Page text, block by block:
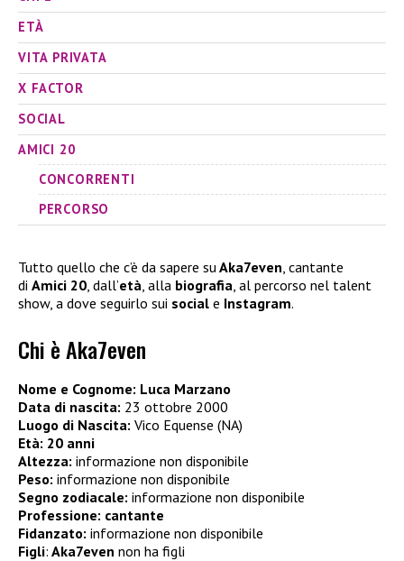
ETÀ
VITA PRIVATA
X FACTOR
SOCIAL
AMICI 20
CONCORRENTI
PERCORSO
Tutto quello che c’è da sapere suAka7even, cantante
di Amici 20, dall’età, alla biografia, al percorso nel talent
show, a dove seguirlo sui social e Instagram.
Chi è Aka7even
Nome e Cognome: Luca Marzano
Data di nascita: 23 ottobre 2000
Luogo di Nascita: Vico Equense (NA)
Età: 20 anni
Altezza: informazione non disponibile
Peso: informazione non disponibile
Segno zodiacale: informazione non disponibile
Professione: cantante
Fidanzato: informazione non disponibile
Figli: Aka7even non ha figli